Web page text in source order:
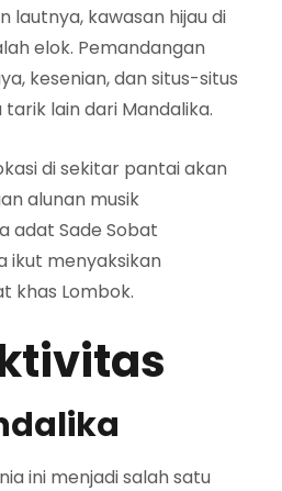
lautnya, kawasan hijau di
elok. Pemandangan
kesenian, dan situs-situs
lain dari Mandalika.
di sekitar pantai akan
alunan musik
adat Sade Sobat
ikut menyaksikan
khas Lombok.
ini menjadi salah satu